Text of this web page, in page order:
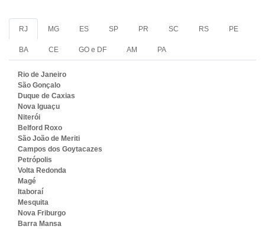
RJ MG ES SP PR SC RS PE
BA CE GO e DF AM PA
Rio de Janeiro
São Gonçalo
Duque de Caxias
Nova Iguaçu
Niterói
Belford Roxo
São João de Meriti
Campos dos Goytacazes
Petrópolis
Volta Redonda
Magé
Itaboraí
Mesquita
Nova Friburgo
Barra Mansa